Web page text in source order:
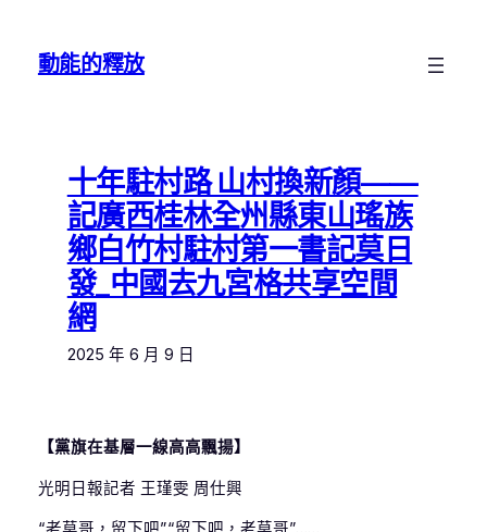
動能的釋放
十年駐村路 山村換新顏——
記廣西桂林全州縣東山瑤族
鄉白竹村駐村第一書記莫日
發_中國去九宮格共享空間
網
2025 年 6 月 9 日
【黨旗在基層一線高高飄揚】
光明日報記者 王瑾雯 周仕興